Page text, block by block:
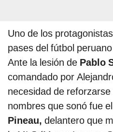
Uno de los
pases del fútbol
Ante la lesión de Pablo
comandado por
necesidad de
nombres que sonó fue
Pineau, delantero que